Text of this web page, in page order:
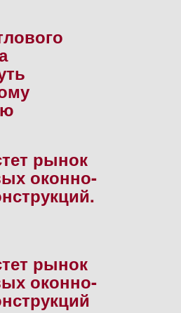
рынок
оконно-
рынок
оконно-